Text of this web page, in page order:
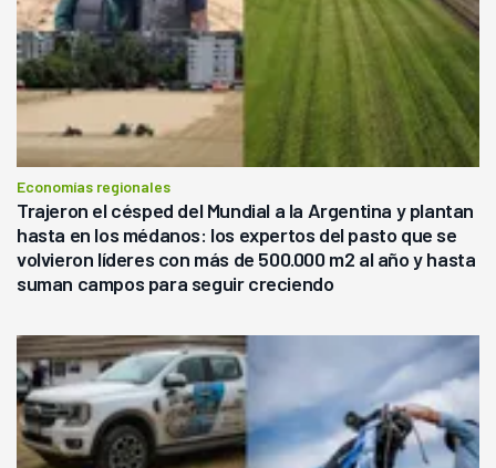
Economías regionales
Trajeron el césped del Mundial a la Argentina y plantan
hasta en los médanos: los expertos del pasto que se
volvieron líderes con más de 500.000 m2 al año y hasta
suman campos para seguir creciendo